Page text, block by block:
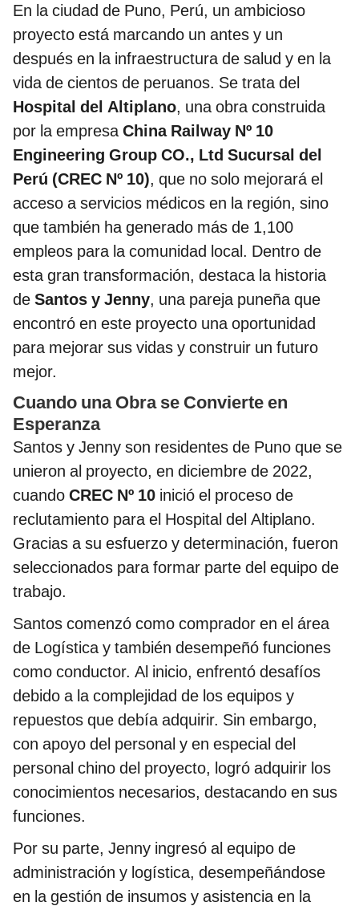
En la ciudad de Puno, Perú, un ambicioso
proyecto está marcando un antes y un
después en la infraestructura de salud y en la
vida de cientos de peruanos. Se trata del
Hospital del Altiplano, una obra construida
por la empresaChina Railway Nº 10
Engineering Group CO., Ltd Sucursal del
Perú (CREC Nº 10), que no solo mejorará el
acceso a servicios médicos en la región, sino
que también ha generado más de 1,100
empleos para la comunidad local. Dentro de
esta gran transformación, destaca la historia
de Santos y Jenny, una pareja puneña que
encontró en este proyecto una oportunidad
para mejorar sus vidas y construir un futuro
mejor.
Cuando una Obra se Convierte en
Esperanza
Santos y Jenny son residentes de Puno que se
unieron al proyecto, en diciembre de 2022,
cuando CREC Nº 10 inició el proceso de
reclutamiento para el Hospital del Altiplano.
Gracias a su esfuerzo y determinación, fueron
seleccionados para formar parte del equipo de
trabajo.
Santos comenzó como comprador en el área
de Logística y también desempeñó funciones
como conductor. Al inicio, enfrentó desafíos
debido a la complejidad de los equipos y
repuestos que debía adquirir. Sin embargo,
con apoyo del personal y en especial del
personal chino del proyecto, logró adquirir los
conocimientos necesarios, destacando en sus
funciones.
Por su parte, Jenny ingresó al equipo de
administración y logística, desempeñándose
en la gestión de insumos y asistencia en la